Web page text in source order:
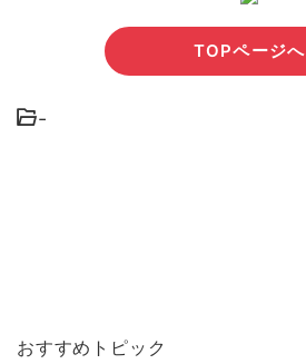
TOPページへ
-
おすすめトピック